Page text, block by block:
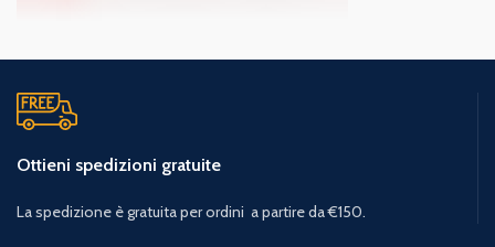
Ottieni spedizioni gratuite
La spedizione è gratuita per ordini a partire da €150.